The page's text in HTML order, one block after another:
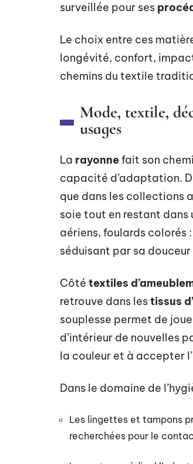
surveillée pour ses
Le choix entre ces
longévité, confort,
chemins du textile
Mode, textile,
usages
La rayonnefait son
capacité d’adaptation.
que dans les collections
soie tout en restant dans
aériens, foulards colorés
séduisant par sa
Côté textiles
retrouve dans lestissus
souplesse permet de
d’intérieur de nouvelles
la couleur et à accepter
Dans le domaine de
Les lingettes et tampons
recherchées pour le